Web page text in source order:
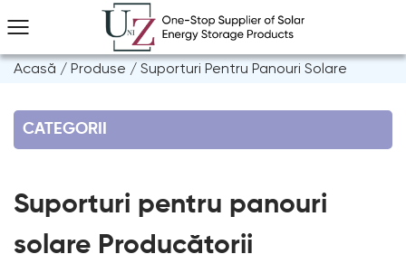
Acasă / Produse / Suporturi Pentru Panouri Solare
CATEGORII
Suporturi pentru panouri
solare Producătorii